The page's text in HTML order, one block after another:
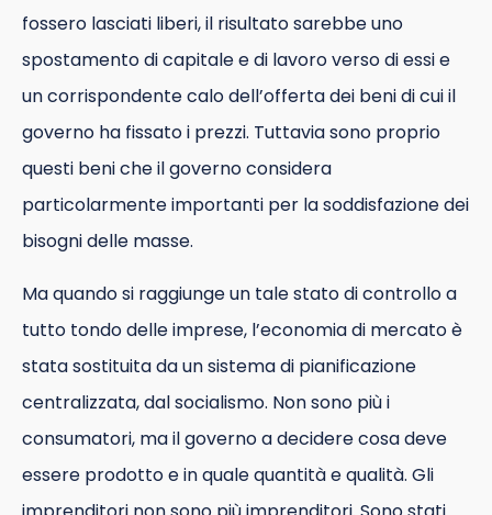
fossero lasciati liberi, il risultato sarebbe uno
spostamento di capitale e di lavoro verso di essi e
un corrispondente calo dell’offerta dei beni di cui il
governo ha fissato i prezzi. Tuttavia sono proprio
questi beni che il governo considera
particolarmente importanti per la soddisfazione dei
bisogni delle masse.
Ma quando si raggiunge un tale stato di controllo a
tutto tondo delle imprese, l’economia di mercato è
stata sostituita da un sistema di pianificazione
centralizzata, dal socialismo. Non sono più i
consumatori, ma il governo a decidere cosa deve
essere prodotto e in quale quantità e qualità. Gli